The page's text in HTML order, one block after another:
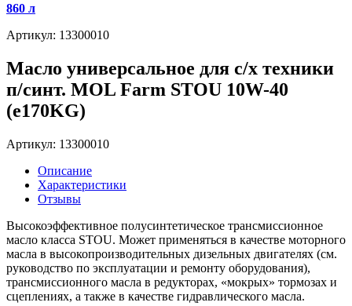
860 л
Артикул: 13300010
Масло универсальное для с/х техники
п/синт. MOL Farm STOU 10W-40
(e170KG)
Артикул: 13300010
Описание
Характеристики
Отзывы
Высокоэффективное полусинтетическое трансмиссионное
масло класса STOU. Может применяться в качестве моторного
масла в высокопроизводительных дизельных двигателях (см.
руководство по эксплуатации и ремонту оборудования),
трансмиссионного масла в редукторах, «мокрых» тормозах и
сцеплениях, а также в качестве гидравлического масла.